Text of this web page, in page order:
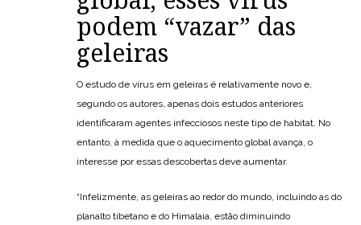
podem “vazar” das
geleiras
O estudo de vírus em geleiras é relativamente novo e,
segundo os autores, apenas dois estudos anteriores
identificaram agentes infecciosos neste tipo de habitat. No
entanto, à medida que o aquecimento global avança, o
interesse por essas descobertas deve aumentar.
“Infelizmente, as geleiras ao redor do mundo, incluindo as do
planalto tibetano e do Himalaia, estão diminuindo